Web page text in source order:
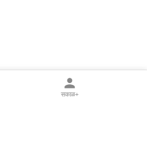
सकाळ+